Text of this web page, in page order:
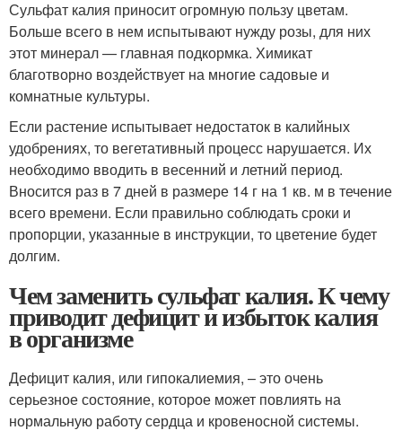
Сульфат калия приносит огромную пользу цветам.
Больше всего в нем испытывают нужду розы, для них
этот минерал — главная подкормка. Химикат
благотворно воздействует на многие садовые и
комнатные культуры.
Если растение испытывает недостаток в калийных
удобрениях, то вегетативный процесс нарушается. Их
необходимо вводить в весенний и летний период.
Вносится раз в 7 дней в размере 14 г на 1 кв. м в течение
всего времени. Если правильно соблюдать сроки и
пропорции, указанные в инструкции, то цветение будет
долгим.
Чем заменить сульфат калия. К чему
приводит дефицит и избыток калия
в организме
Дефицит калия, или гипокалиемия, – это очень
серьезное состояние, которое может повлиять на
нормальную работу сердца и кровеносной системы.